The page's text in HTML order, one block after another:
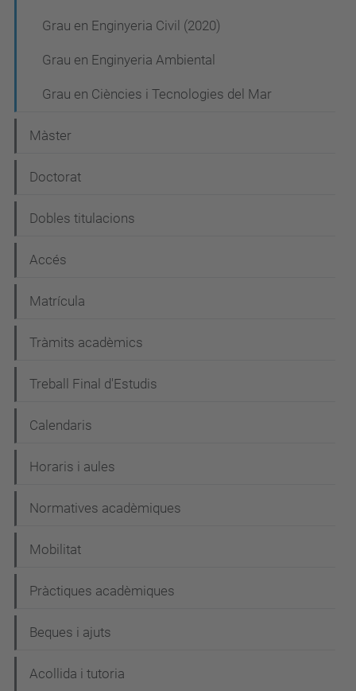
c
i
Grau en Enginyeria Civil (2020)
Grau en Enginyeria Ambiental
Grau en Ciències i Tecnologies del Mar
Màster
Doctorat
Dobles titulacions
Accés
Matrícula
Tràmits acadèmics
Treball Final d'Estudis
Calendaris
Horaris i aules
Normatives acadèmiques
Mobilitat
Pràctiques acadèmiques
Beques i ajuts
Acollida i tutoria